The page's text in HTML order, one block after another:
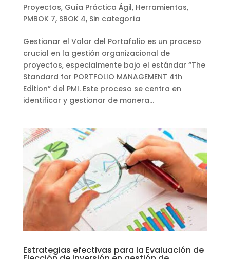
Proyectos, Guía Práctica Ágil, Herramientas,
PMBOK 7, SBOK 4, Sin categoría
Gestionar el Valor del Portafolio es un proceso
crucial en la gestión organizacional de
proyectos, especialmente bajo el estándar “The
Standard for PORTFOLIO MANAGEMENT 4th
Edition” del PMI. Este proceso se centra en
identificar y gestionar de manera...
Estrategias efectivas para la Evaluación de